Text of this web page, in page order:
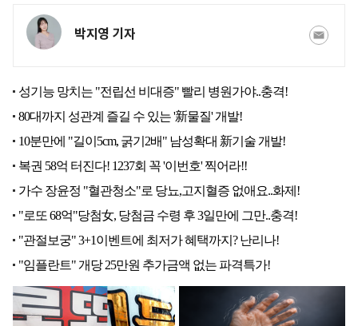
박지영 기자